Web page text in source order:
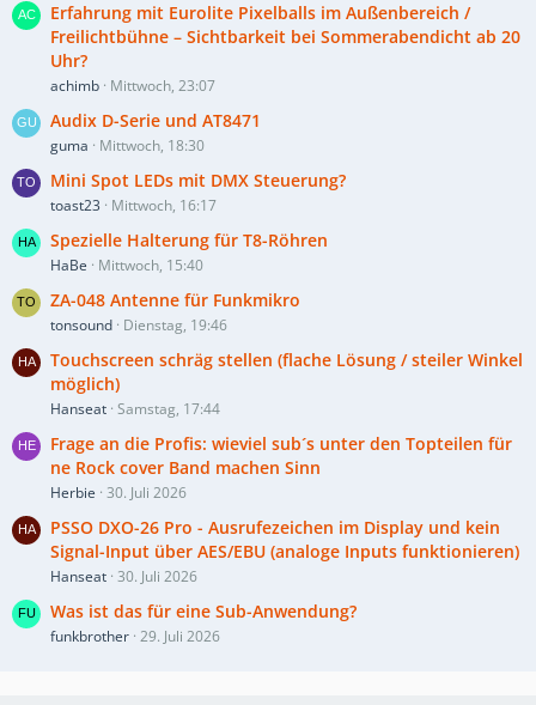
Erfahrung mit Eurolite Pixelballs im Außenbereich /
Freilichtbühne – Sichtbarkeit bei Sommerabendicht ab 20
Uhr?
achimb Mittwoch, 23:07
Audix D-Serie und AT8471
guma Mittwoch, 18:30
Mini Spot LEDs mit DMX Steuerung?
toast23 Mittwoch, 16:17
Spezielle Halterung für T8-Röhren
HaBe Mittwoch, 15:40
ZA-048 Antenne für Funkmikro
tonsound Dienstag, 19:46
Touchscreen schräg stellen (flache Lösung / steiler Winkel
möglich)
Hanseat Samstag, 17:44
Frage an die Profis: wieviel sub´s unter den Topteilen für
ne Rock cover Band machen Sinn
Herbie 30. Juli 2026
PSSO DXO-26 Pro - Ausrufezeichen im Display und kein
Signal-Input über AES/EBU (analoge Inputs funktionieren)
Hanseat 30. Juli 2026
Was ist das für eine Sub-Anwendung?
funkbrother 29. Juli 2026